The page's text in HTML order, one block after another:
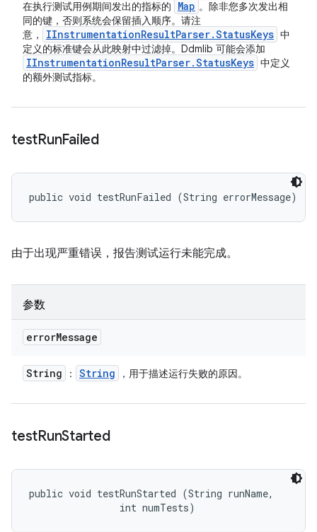
在执行测试用例期间发出的指标的 Map 。除非您多次发出相
同的键，否则系统会保留插入顺序。请注
意，
IInstrumentationResultParser.StatusKeys 中
定义的标准键会从此映射中过滤掉。Ddmlib 可能会添加
IInstrumentationResultParser.StatusKeys 中定义
的额外测试指标。
testRunFailed
public void testRunFailed (String errorMessage)
由于出现严重错误，报告测试运行未能完成。
参数
errorMessage
String ： String ，用于描述运行失败的原因。
testRunStarted
public void testRunStarted (String runName,
                int numTests)